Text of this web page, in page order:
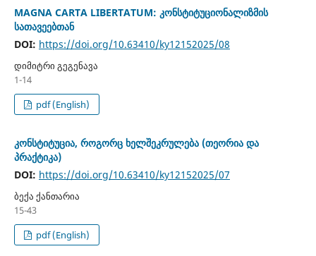
MAGNA CARTA LIBERTATUM: კონსტიტუციონალიზმის
სათავეებთან
DOI: https://doi.org/10.63410/ky12152025/08
დიმიტრი გეგენავა
1-14
pdf (English)
კონსტიტუცია, როგორც ხელშეკრულება (თეორია და
პრაქტიკა)
DOI: https://doi.org/10.63410/ky12152025/07
ბექა ქანთარია
15-43
pdf (English)